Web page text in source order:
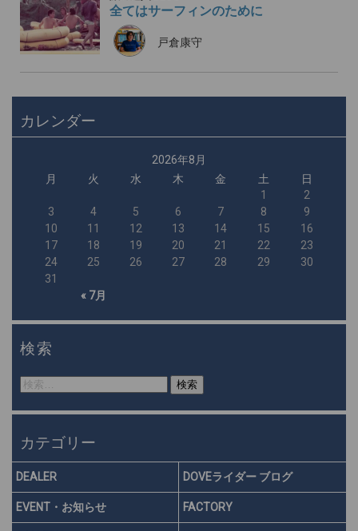
全てはサーフィンのために
戸倉康守
カレンダー
2026年8月
月
火 水 木 金 土 日
« 7月
1
2
3
4 5 6 7 8
9
10
11 12 13 14 15
16
17
18 19 20 21 22
23
24
25 26 27 28 29
30
31
検索
検
索:
カテゴリー
DEALER DOVEライダー ブログ
EVENT・お知らせ FACTORY